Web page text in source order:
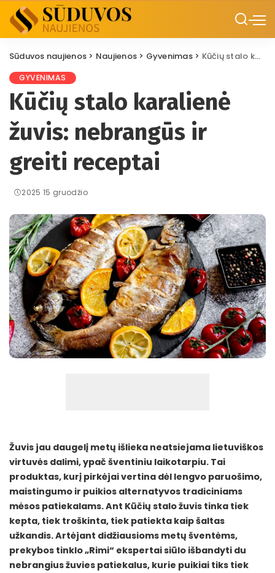
Sūduvos naujienos > Naujienos > Gyvenimas> Kūčių stalo karalienė žuvis: nebrangūs ir greiti receptai
GYVENIMAS
Kūčių stalo karalienė
žuvis: nebrangūs ir
greiti receptai
2025 15 gruodžio
Žuvis jau daugelį metų išlieka neatsiejama lietuviškos
virtuvės dalimi, ypač šventiniu laikotarpiu. Tai
produktas, kurį pirkėjai vertina dėl lengvo paruošimo,
maistingumo ir puikios alternatyvos tradiciniams
mėsos patiekalams. Ant Kūčių stalo žuvis tinka tiek
kepta, tiek troškinta, tiek patiekta kaip šaltas
užkandis. Artėjant didžiausioms metų šventėms,
prekybos tinklo „Rimi“ ekspertai siūlo išbandyti du
nebrangius žuvies patiekalus, kurie puikiai tiks tiek